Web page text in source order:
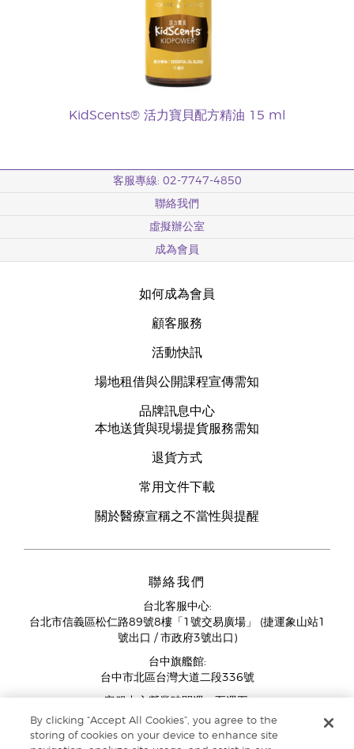
KidScents® 活力寶貝配方精油 15 ml
客服專線: 02-7747-4850
聯絡我們
虛擬辦公室
成為會員
如何成為會員
顧客服務
活動快訊
場地租借與公開課程宣傳需知
品牌訊息中心
本地送貨與現場提貨服務需知
退貨方式
常用文件下載
關於醫療宣稱之不當性與提醒
聯絡我們
台北客服中心:
台北市信義區松仁路89號8樓「1號交易廣場」 (捷運象山站1
號出口 / 市政府3號出口)
台中旗艦館:
台中市北區台灣大道二段336號
11:00AM - 07:00PM
(例假日與國定假日除外)
By clicking “Accept All Cookies”, you agree to the
storing of cookies on your device to enhance site